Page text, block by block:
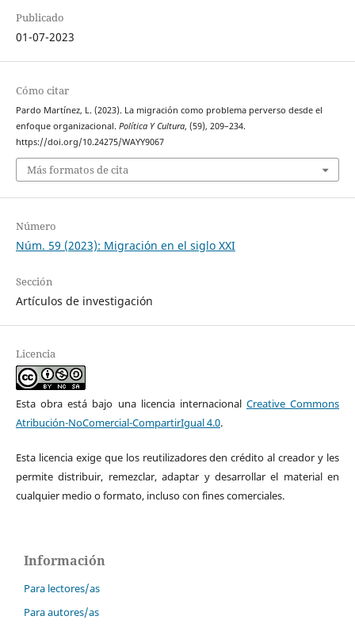
Publicado
01-07-2023
Cómo citar
Pardo Martínez, L. (2023). La migración como problema perverso desde el
enfoque organizacional. Política Y Cultura, (59), 209–234.
https://doi.org/10.24275/WAYY9067
Más formatos de cita
Número
Núm. 59 (2023): Migración en el siglo XXI
Sección
Artículos de investigación
Licencia
Esta obra está bajo una licencia internacional Creative Commons
Atribución-NoComercial-CompartirIgual 4.0.
Esta licencia exige que los reutilizadores den crédito al creador y les
permite distribuir, remezclar, adaptar y desarrollar el material en
cualquier medio o formato, incluso con fines comerciales.
Información
Para lectores/as
Para autores/as